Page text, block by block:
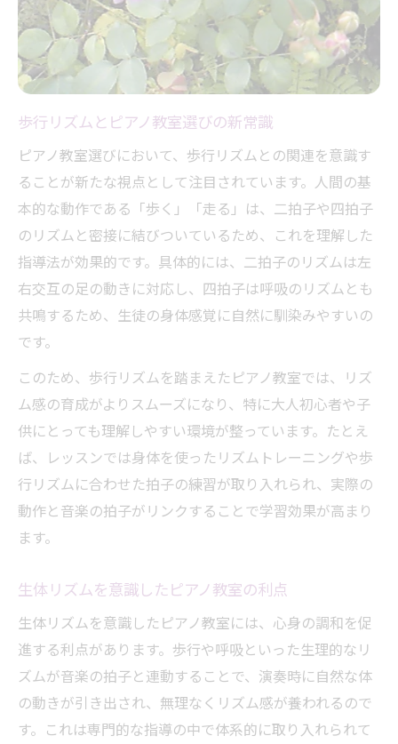
日常動作を重視したピアノ教室の選び方
感性を磨く三拍子のピアノレッスン体験
三拍子リズムが身につくピアノ教室の特徴
ピアノ教室で感性を育てる三拍子体験法
三拍子の音楽表現が広がるピアノ教室選び
ピアノ教室で心に響くリズムを味わう方法
自分にぴったりなピアノ教室の探し方ガイド
ピアノ教室比較で失敗しない選び方の秘訣
おすすめピアノ教室の見極めポイント解説
自分の目標に合うピアノ教室を探すコツ
ピアノ教室の料金やサポートを丁寧に確認
ピアノ教室で心と体が響き合う瞬間を体験
ピアノ教室で味わう心と体の一体感とは
レッスンで生まれる共鳴体験の魅力
ピアノ教室で感じる演奏とリズムの調和
歩行リズムとピアノ教室選びの新常識
ピアノ教室選びにおいて、歩行リズムとの関連を意識す
ることが新たな視点として注目されています。人間の基
本的な動作である「歩く」「走る」は、二拍子や四拍子
のリズムと密接に結びついているため、これを理解した
指導法が効果的です。具体的には、二拍子のリズムは左
右交互の足の動きに対応し、四拍子は呼吸のリズムとも
共鳴するため、生徒の身体感覚に自然に馴染みやすいの
です。
このため、歩行リズムを踏まえたピアノ教室では、リズ
ム感の育成がよりスムーズになり、特に大人初心者や子
供にとっても理解しやすい環境が整っています。たとえ
ば、レッスンでは身体を使ったリズムトレーニングや歩
行リズムに合わせた拍子の練習が取り入れられ、実際の
動作と音楽の拍子がリンクすることで学習効果が高まり
ます。
生体リズムを意識したピアノ教室の利点
生体リズムを意識したピアノ教室には、心身の調和を促
進する利点があります。歩行や呼吸といった生理的なリ
ズムが音楽の拍子と連動することで、演奏時に自然な体
の動きが引き出され、無理なくリズム感が養われるので
す。これは専門的な指導の中で体系的に取り入れられて